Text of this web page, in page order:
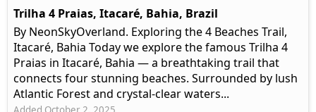
Trilha 4 Praias, Itacaré, Bahia, Brazil
By NeonSkyOverland. Exploring the 4 Beaches Trail,
Itacaré, Bahia Today we explore the famous Trilha 4
Praias in Itacaré, Bahia — a breathtaking trail that
connects four stunning beaches. Surrounded by lush
Atlantic Forest and crystal-clear waters...